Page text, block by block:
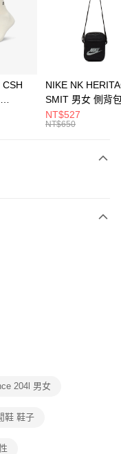
業銀行
業銀行
轉至「AFTEE先享後付」
連結，可透過四大超商／
易完成。
頁面顯示為準，若有關於
請聯繫「AFTEE先享後付
support/home
先享後付」服務完成之交
CSH
統襪
NIKE NK
SMIT 男女 側背
BA5871010
NT$527
NT$650
204l 男女
鞋 鞋子